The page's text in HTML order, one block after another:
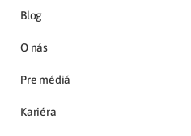
Blog
O nás
Pre médiá
Kariéra